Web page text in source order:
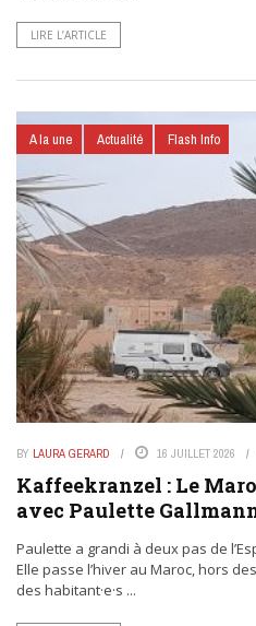
LIRE L’ARTICLE
A la une Actualité Flash Info
BY LAURA GERARD 16 JUILLET 2026
Kaffeekranzel : Le
avec Paulette
Paulette a grandi à deux pas de
Elle passe l’hiver au Maroc, hors
des habitant·e·s ...